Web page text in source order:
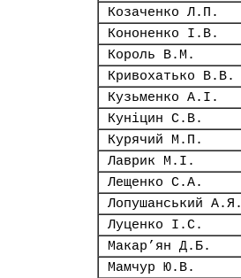
Козаченко Л.П.
Кононенко І.В.
Король В.М.
Кривохатько В.В.
Кузьменко А.І.
Куніцин С.В.
Курячий М.П.
Лаврик М.І.
Лещенко С.А.
Лопушанський А.Я.
Луценко І.С.
Макар’ян Д.Б.
Мамчур Ю.В.